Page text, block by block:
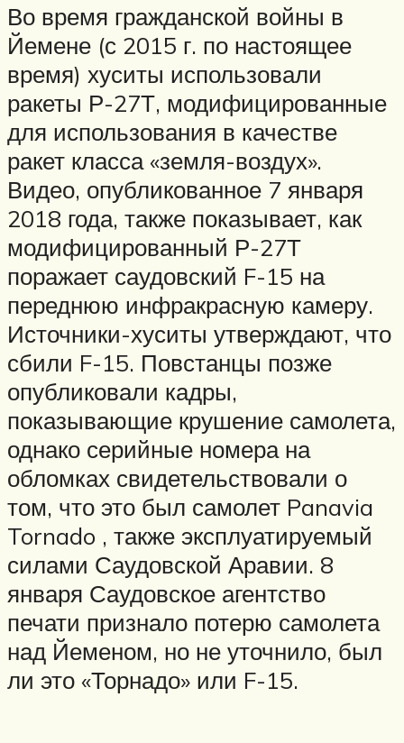
Во время гражданской войны в
Йемене (с 2015 г. по настоящее
время) хуситы использовали
ракеты Р-27Т, модифицированные
для использования в качестве
ракет класса «земля-воздух».
Видео, опубликованное 7 января
2018 года, также показывает, как
модифицированный Р-27Т
поражает саудовский F-15 на
переднюю инфракрасную камеру.
Источники-хуситы утверждают, что
сбили F-15. Повстанцы позже
опубликовали кадры,
показывающие крушение самолета,
однако серийные номера на
обломках свидетельствовали о
том, что это был самолет Panavia
Tornado , также эксплуатируемый
силами Саудовской Аравии. 8
января Саудовское агентство
печати признало потерю самолета
над Йеменом, но не уточнило, был
ли это «Торнадо» или F-15.